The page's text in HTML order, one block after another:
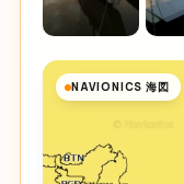
NAVIONICS 海図